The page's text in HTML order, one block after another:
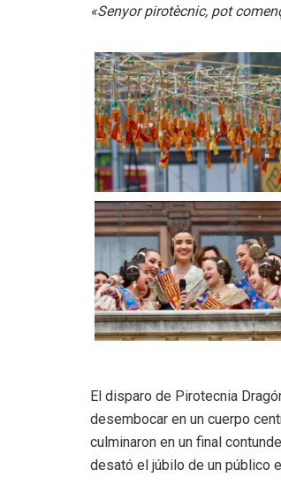
«Senyor pirotècnic, pot
El disparo de Pirotecnia
desembocar en un cuerpo
culminaron en un final
desató el júbilo de un público